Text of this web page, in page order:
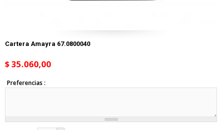
Cartera Amayra 67.0800040
$ 35.060,00
Preferencias